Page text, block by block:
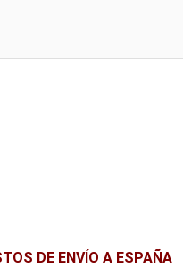
DE ENVÍO A ESPAÑA